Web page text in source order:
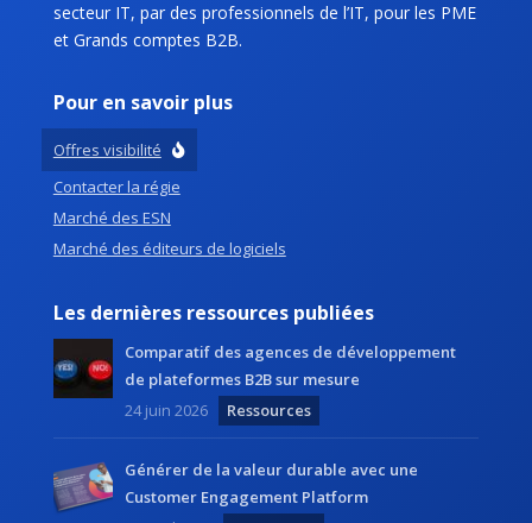
secteur IT, par des professionnels de l’IT, pour les PME
et Grands comptes B2B.
Pour en savoir plus
Offres visibilité
Contacter la régie
Marché des ESN
Marché des éditeurs de logiciels
Les dernières ressources publiées
Comparatif des agences de développement
de plateformes B2B sur mesure
24 juin 2026
Ressources
Générer de la valeur durable avec une
Customer Engagement Platform